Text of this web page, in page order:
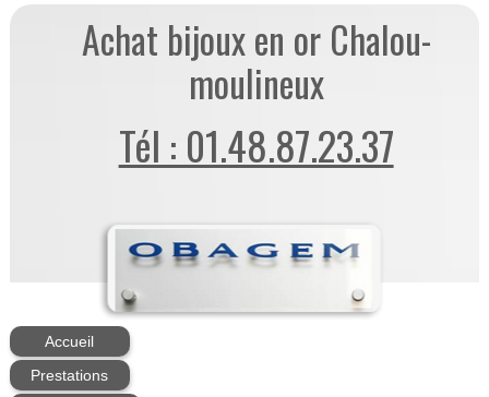
Achat bijoux en or Chalou-
moulineux
Tél : 01.48.87.23.37
Accueil
Prestations